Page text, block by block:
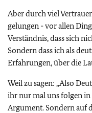
Aber durch viel
gelungen - vor allen
Verständnis, dass sich
Sondern dass ich als
Erfahrungen, über die
Weil zu sagen: „Also
ihr nur mal uns folgen in
Argument. Sondern auf